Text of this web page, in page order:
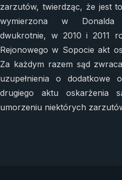
zarzutów, twierdząc, że jest
wymierzona w Donalda
dwukrotnie, w 2010 i 2011
Rejonowego w Sopocie akt
Za każdym razem sąd
uzupełnienia o dodatkowe
drugiego aktu oskarżenia
umorzeniu niektórych